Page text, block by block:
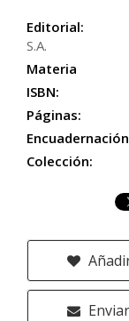
Editorial:
S.A.
Materia
ISBN:
Páginas:
Colección: